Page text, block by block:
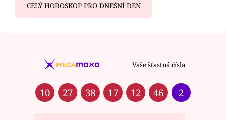
CELÝ HOROSKOP PRO DNEŠNÍ DEN
Vaše šťastná čísla
10 27 38 17 12 46 2